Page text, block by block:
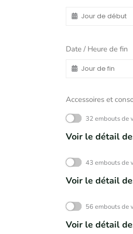
Date / Heure de fin
Accessoires et
32 embouts de
Voir le détail
43 embouts de
Voir le détail
56 embouts de
Voir le détail